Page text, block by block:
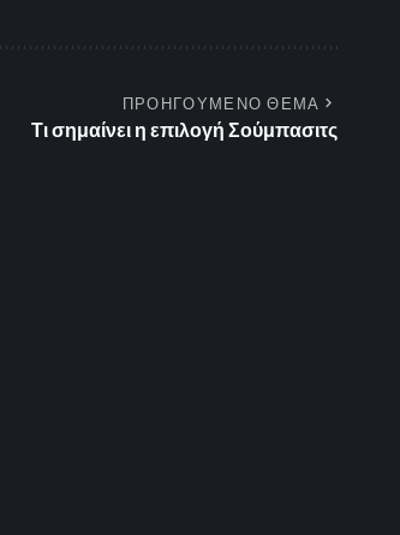
ΠΡΟΗΓΟΥΜΕΝΟ ΘΕΜΑ
Τι σημαίνει η επιλογή Σούμπασιτς